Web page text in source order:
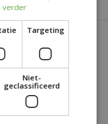
verder
Targeting
Niet-
geclassificeerd